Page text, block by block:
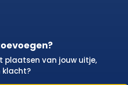
plaatsen van jouw uitje,
klacht?